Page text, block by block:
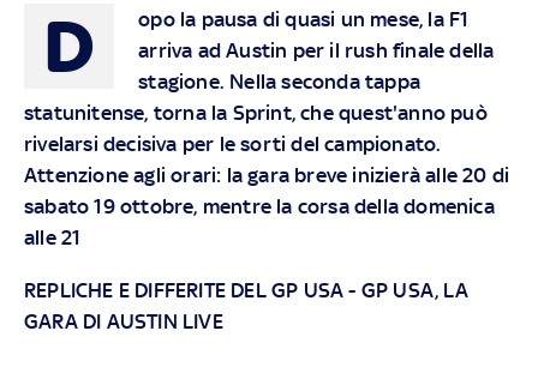
D
opo la pausa di quasi un mese, la F1
arriva ad Austin per il rush finale della
stagione. Nella seconda tappa
statunitense, torna la Sprint, che quest'anno può
rivelarsi decisiva per le sorti del campionato.
Attenzione agli orari: la gara breve inizierà alle 20 di
sabato 19 ottobre, mentre la corsa della domenica
alle 21
REPLICHE E DIFFERITE DEL GP USA - GP USA, LA
GARA DI AUSTIN LIVE